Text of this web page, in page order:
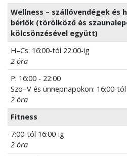
Wellness – szállóvendégek és
bérlők (törölköző és
kölcsönzésével együtt)
H–Cs: 16:00-tól 22:00-ig
2 óra
P: 16:00 - 22:00
Szo–V és ünnepnapokon: 16:00-
2 óra
Fitness
7:00-tól 16:00-ig
2 óra